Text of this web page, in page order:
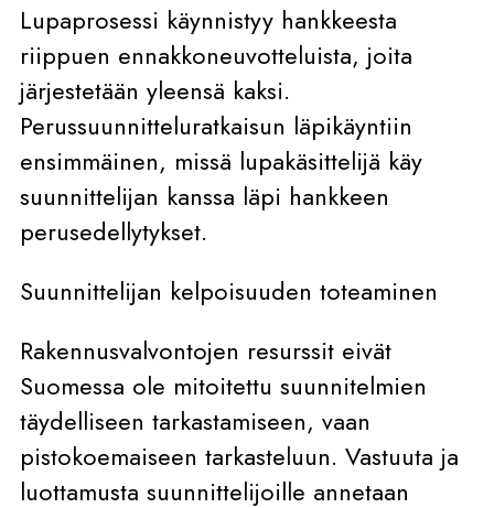
Lupaprosessi käynnistyy hankkeesta
riippuen ennakkoneuvotteluista, joita
järjestetään yleensä kaksi.
Perussuunnitteluratkaisun läpikäyntiin
ensimmäinen, missä lupakäsittelijä käy
suunnittelijan kanssa läpi hankkeen
perusedellytykset.
Suunnittelijan kelpoisuuden toteaminen
Rakennusvalvontojen resurssit eivät
Suomessa ole mitoitettu suunnitelmien
täydelliseen tarkastamiseen, vaan
pistokoemaiseen tarkasteluun. Vastuuta ja
luottamusta suunnittelijoille annetaan